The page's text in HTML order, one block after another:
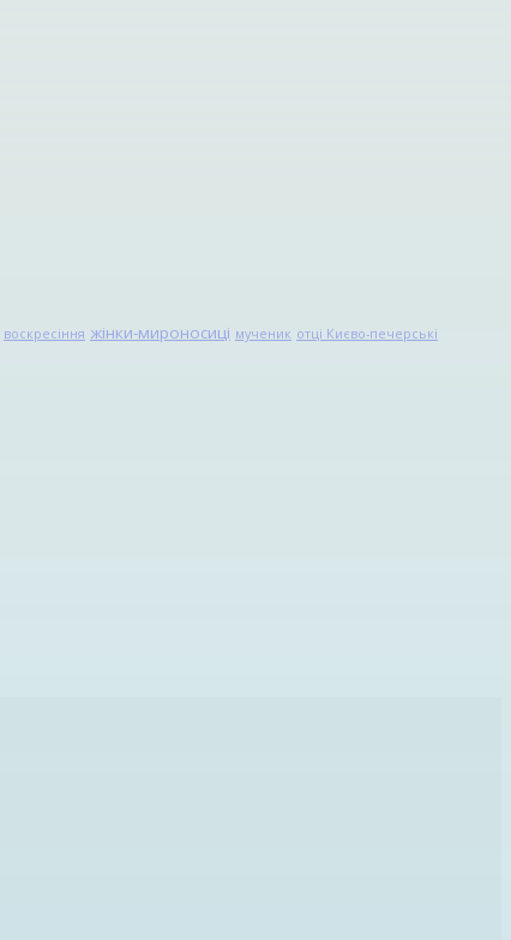
воскресіння жінки-мироносиці мученик отці Києво-печерські